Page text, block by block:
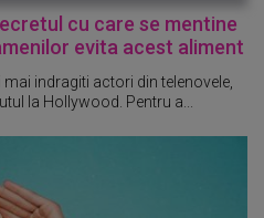
cu care se mentine
evita acest aliment
indragiti actori din telenovele,
la Hollywood. Pentru a...